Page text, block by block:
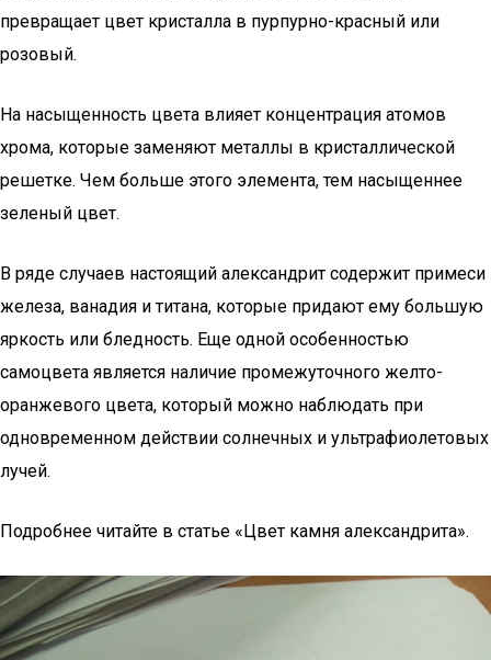
превращает цвет кристалла в пурпурно-красный или
розовый.
На насыщенность цвета влияет концентрация атомов
хрома, которые заменяют металлы в кристаллической
решетке. Чем больше этого элемента, тем насыщеннее
зеленый цвет.
В ряде случаев настоящий александрит содержит примеси
железа, ванадия и титана, которые придают ему большую
яркость или бледность. Еще одной особенностью
самоцвета является наличие промежуточного желто-
оранжевого цвета, который можно наблюдать при
одновременном действии солнечных и ультрафиолетовых
лучей.
Подробнее читайте в статье «Цвет камня александрита».